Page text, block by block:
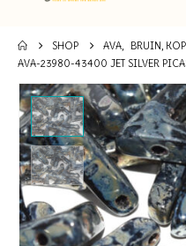
SHOP AVA, BRUIN,
AVA-23980-43400 JET SILVER